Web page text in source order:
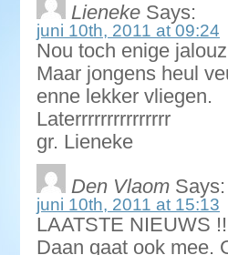
Lieneke Says:
juni 10th, 2011 at 09:24
Nou toch enige
Maar jongens heul
enne lekker vliegen.
Laterrrrrrrrrrrrrrr
gr. Lieneke
Den Vlaom Says:
juni 10th, 2011 at 15:13
LAATSTE NIEUWS !!
Daan gaat ook mee.